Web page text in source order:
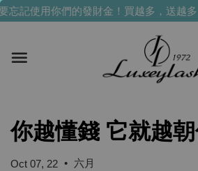
記使用你們的發財金！買越多，送越多！
你越懂錢 它就越
Oct 07, 22 • 六月